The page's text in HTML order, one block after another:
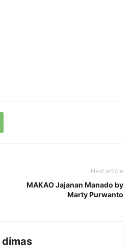
Next article
MAKAO Jajanan Manado by
Marty Purwanto
dimas